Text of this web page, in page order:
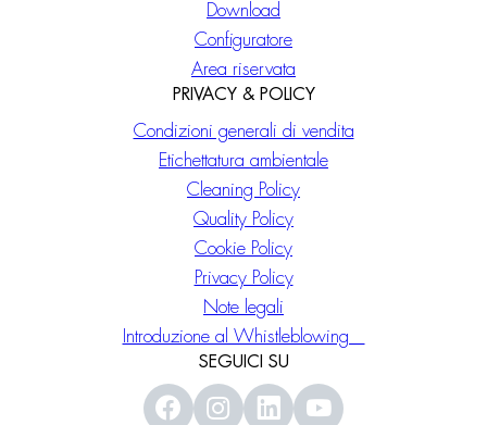
Download
Configuratore
Area riservata
PRIVACY & POLICY
Condizioni generali di vendita
Etichettatura ambientale
Cleaning Policy
Quality Policy
Cookie Policy
Privacy Policy
Note legali
Introduzione al Whistleblowing
SEGUICI SU